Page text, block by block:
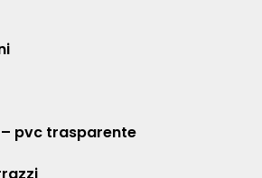
pvc trasparente